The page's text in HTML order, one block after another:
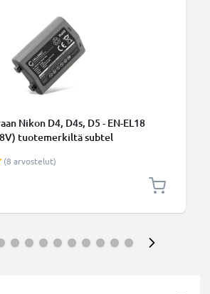
Nikon D4, D4s, D5 - EN-EL18
tuotemerkiltä subtel
(8 arvostelut)